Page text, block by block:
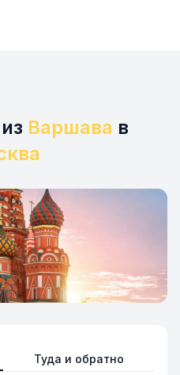
Варшава в
Туда и обратно